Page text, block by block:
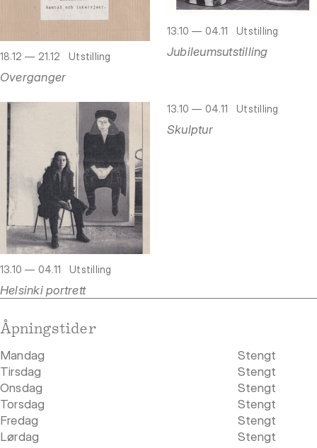
18.12 — 21.12 Utstilling
Overganger
13.10 — 04.11 Utstilling
Jubileumsutstilling
13.10 — 04.11 Utstilling
Helsinki portrett
13.10 — 04.11 Utstilling
Skulptur
Åpningstider
Mandag
Stengt
Tirsdag
Stengt
Onsdag
Stengt
Torsdag
Stengt
Fredag
Stengt
Lørdag
Stengt